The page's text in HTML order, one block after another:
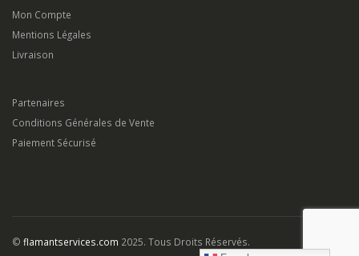
A Propos
Contactez-nous
Mon Compte
Partenaires